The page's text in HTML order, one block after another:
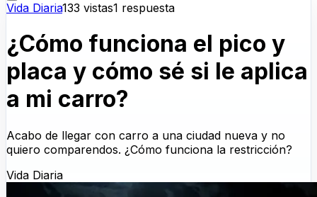
Vida Diaria133 vistas1 respuesta
¿Cómo funciona el pico y
placa y cómo sé si le aplica
a mi carro?
Acabo de llegar con carro a una ciudad nueva y no
quiero comparendos. ¿Cómo funciona la restricción?
Vida Diaria